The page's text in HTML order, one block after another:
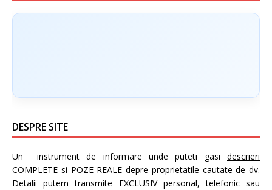
DESPRE SITE
Un instrument de informare unde puteti gasi descrieri
COMPLETE si POZE REALE depre proprietatile cautate de dv.
Detalii putem transmite EXCLUSIV personal, telefonic sau